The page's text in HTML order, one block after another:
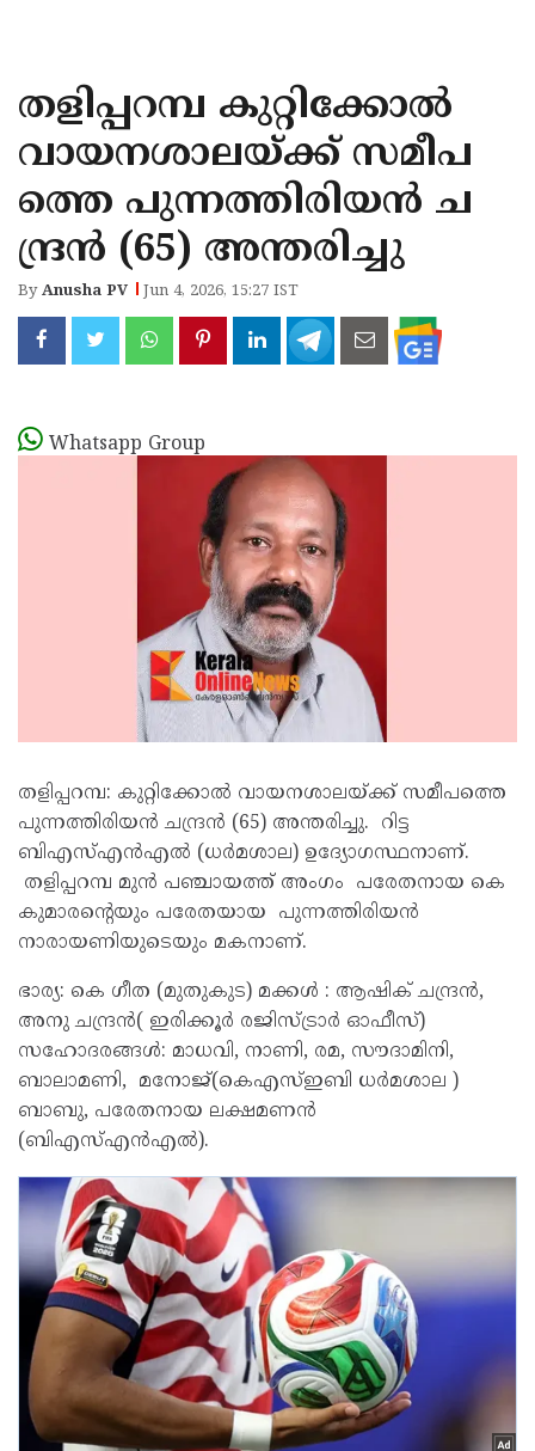
KANNUR
KASARAGOD
തളിപ്പറമ്പ കുറ്റിക്കോൽ
വായനശാലയ്ക്ക് സമീപ
ത്തെ പുന്നത്തിരിയൻ ച
ന്ദ്രൻ (65) അന്തരിച്ചു
ByAnusha PV Jun 4, 2026, 15:27 IST
Whatsapp Group
തളിപ്പറമ്പ: കുറ്റിക്കോൽ വായനശാലയ്ക്ക് സമീപത്തെ
പുന്നത്തിരിയൻ ചന്ദ്രൻ (65) അന്തരിച്ചു. റിട്ട
ബിഎസ്‌എൻഎൽ (ധർമശാല) ഉദ്യോഗസ്ഥനാണ്‌.
തളിപ്പറമ്പ മുൻ പഞ്ചായത്ത് അംഗം പരേതനായ കെ
കുമാരന്റെയും പരേതയായ പുന്നത്തിരിയൻ
നാരായണിയുടെയും മകനാണ്‌.
ഭാര്യ: കെ ഗീത (മുതുകുട) മക്കൾ : ആഷിക് ചന്ദ്രൻ,
അനു ചന്ദ്രൻ( ഇരിക്കൂർ രജിസ്ട്രാർ ഓഫീസ്)
സഹോദരങ്ങൾ: മാധവി, നാണി, രമ, സൗദാമിനി,
ബാലാമണി, മനോജ്(കെഎസ്‌ഇബി ധർമശാല )
ബാബു, പരേതനായ ലക്ഷമണൻ
(ബിഎസ്‌എൻഎൽ).